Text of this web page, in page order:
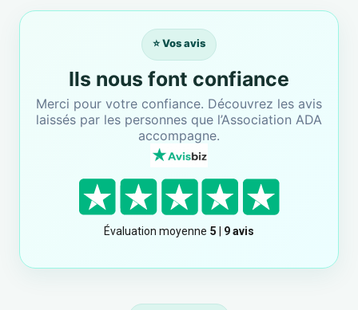
⭐ Vos avis
Ils nous font confiance
Merci pour votre confiance. Découvrez les avis
laissés par les personnes que l’Association ADA
accompagne.